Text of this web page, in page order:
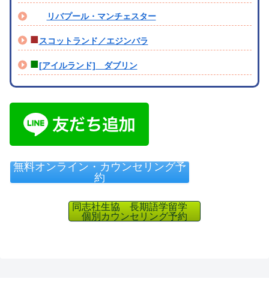
リバプール・マンチェスター
■ スコットランド／エジンバラ
■[アイルランド] ダブリン
無料オンライン・カウンセリング予
約
同志社生協 長期語学留学
個別カウンセリング予約